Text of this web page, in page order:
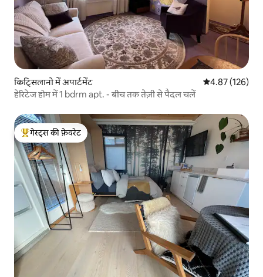
किट्सिलानो में अपार्टमेंट औसत रेटिंग 5 में से
4.87 (126)
हेरिटेज होम में 1 bdrm apt. - बीच तक तेज़ी से पैदल चलें
गेस्ट्स का टॉप फ़ेवरेट
गेस्ट्स की फ़ेवरेट